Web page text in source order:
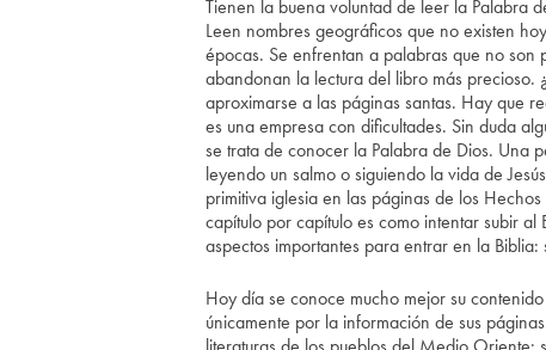
Tienen la buena voluntad de leer la Palabra
Leen nombres geográficos que no existen
épocas. Se enfrentan a palabras que no son
abandonan la lectura del libro más precioso.
aproximarse a las páginas santas. Hay que
es una empresa con dificultades. Sin duda
se trata de conocer la Palabra de Dios. Una
leyendo un salmo o siguiendo la vida de
primitiva iglesia en las páginas de los
capítulo por capítulo es como intentar subir
aspectos importantes para entrar en la
Hoy día se conoce mucho mejor su
únicamente por la información de sus